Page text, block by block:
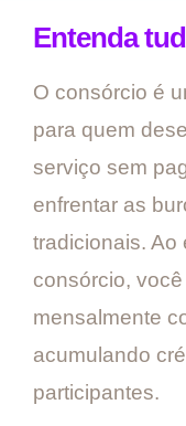
Entenda
O consórcio é
para quem
serviço sem
enfrentar as
tradicionais. Ao
consórcio,
mensalmente
acumulando
participantes.